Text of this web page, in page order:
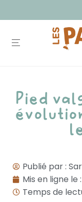
Pied
Publié par :
Mis en ligne le :
Temps de